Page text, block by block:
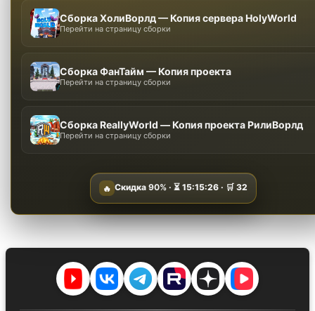
Сборка ХолиВорлд — Копия сервера HolyWorld
Перейти на страницу сборки
Сборка ФанТайм — Копия проекта
Перейти на страницу сборки
Сборка ReallyWorld — Копия проекта РилиВорлд
Перейти на страницу сборки
🔥 Скидка 90%· ⏳ 15:15:25· 🛒 32